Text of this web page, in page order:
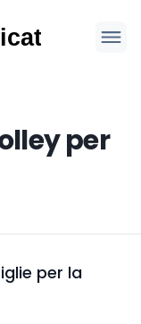
per
per la